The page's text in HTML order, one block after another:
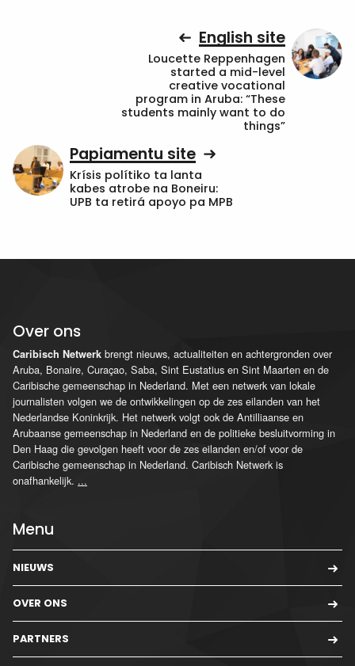
English site
Loucette Reppenhagen
started a mid-level
creative vocational
program in Aruba: “These
students mainly want to do
things”
Papiamentu site
Krísis polítiko ta lanta
kabes atrobe na Boneiru:
UPB ta retirá apoyo pa MPB
Over ons
Caribisch Netwerk brengt nieuws, actualiteiten en achtergronden over
Aruba, Bonaire, Curaçao, Saba, Sint Eustatius en Sint Maarten en de
Caribische gemeenschap in Nederland. Met een netwerk van lokale
journalisten volgen we de ontwikkelingen op de zes eilanden van het
Nederlandse Koninkrijk. Het netwerk volgt ook de Antilliaanse en
Arubaanse gemeenschap in Nederland en de politieke besluitvorming in
Den Haag die gevolgen heeft voor de zes eilanden en/of voor de
Caribische gemeenschap in Nederland. Caribisch Netwerk is
onafhankelijk. ...
Menu
NIEUWS
OVER ONS
PARTNERS